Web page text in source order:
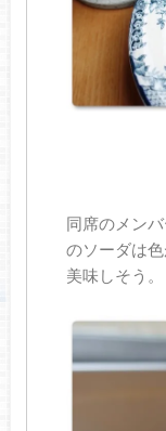
同席のメン
のソーダは
美味しそう。